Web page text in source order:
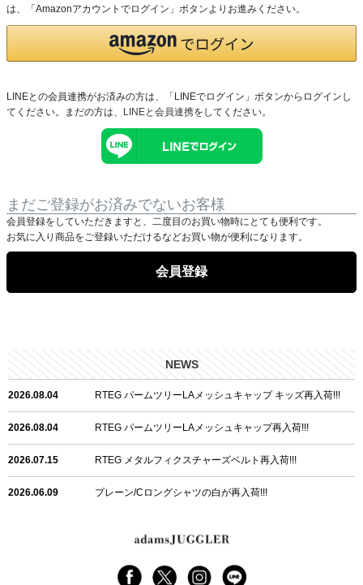
は、「Amazonアカウントでログイン」ボタンよりお進みください。
LINEとの会員連携がお済みの方は、「LINEでログイン」ボタンからログインし
てください。まだの方は、 LINEと会員連携をしてください。
まだご登録がお済みでないお客様
会員登録をしていただきますと、二度目のお買い物時にとても便利です。
お気に入り商品をご登録いただけるなどお買い物が便利になります。
会員登録
NEWS
2026.08.04 RTEG パームツリーLAメッシュキャップ キッズ再入荷!!!
2026.08.04 RTEG パームツリーLAメッシュキャップ再入荷!!!
2026.07.15 RTEG メタルフィクスチャーズベルト再入荷!!!
2026.06.09 プレーン/Cロングシャツの白が再入荷!!!